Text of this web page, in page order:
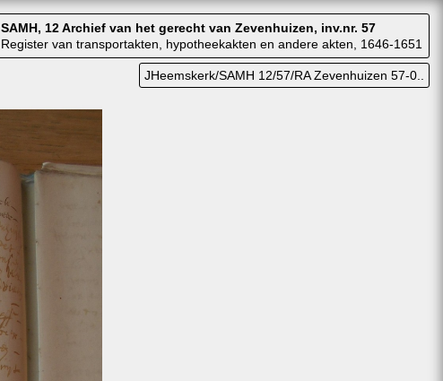
SAMH, 12 Archief van het gerecht van Zevenhuizen, inv.nr. 57
Register van transportakten, hypotheekakten en andere akten, 1646-1651
JHeemskerk/SAMH 12/57/RA Zevenhuizen 57-0..